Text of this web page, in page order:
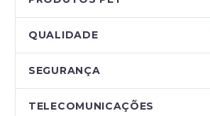
QUALIDADE
SEGURANÇA
TELECOMUNICAÇÕES